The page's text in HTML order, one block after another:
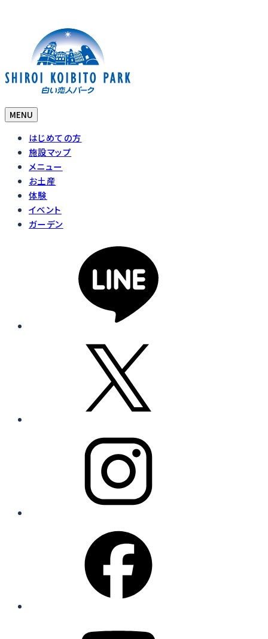
MENU
はじめての方
施設マップ
メニュー
お土産
体験
イベント
ガーデン